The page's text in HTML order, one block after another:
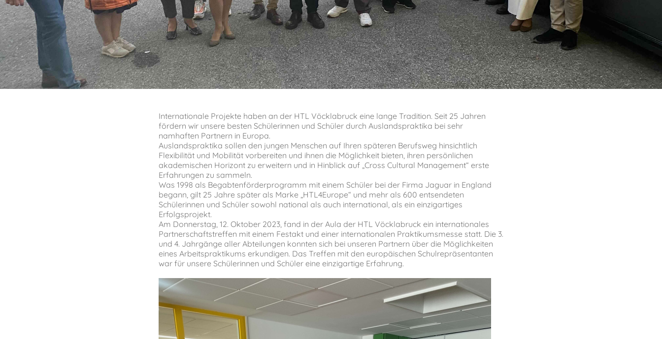
Internationale Projekte haben an der HTL Vöcklabruck eine lange Tradition. Seit 25 Jahren
fördern wir unsere besten Schülerinnen und Schüler durch Auslandspraktika bei sehr
namhaften Partnern in Europa.
Auslandspraktika sollen den jungen Menschen auf Ihren späteren Berufsweg hinsichtlich
Flexibilität und Mobilität vorbereiten und ihnen die Möglichkeit bieten, ihren persönlichen
akademischen Horizont zu erweitern und in Hinblick auf „Cross Cultural Management“ erste
Erfahrungen zu sammeln.
Was 1998 als Begabtenförderprogramm mit einem Schüler bei der Firma Jaguar in England
begann, gilt 25 Jahre später als Marke „HTL4Europe“ und mehr als 600 entsendeten
Schülerinnen und Schüler sowohl national als auch international, als ein einzigartiges
Erfolgsprojekt.
Am Donnerstag, 12. Oktober 2023, fand in der Aula der HTL Vöcklabruck ein internationales
Partnerschaftstreffen mit einem Festakt und einer internationalen Praktikumsmesse statt. Die 3.
und 4. Jahrgänge aller Abteilungen konnten sich bei unseren Partnern über die Möglichkeiten
eines Arbeitspraktikums erkundigen. Das Treffen mit den europäischen Schulrepräsentanten
war für unsere Schülerinnen und Schüler eine einzigartige Erfahrung.